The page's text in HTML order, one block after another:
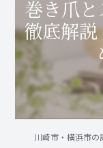
巻き爪と
徹底解説